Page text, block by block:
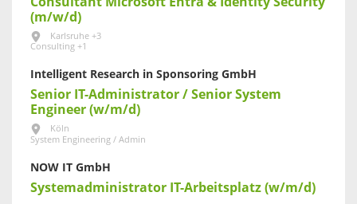
(m/w/d)
Karlsruhe +3
Consulting +1
Intelligent Research in Sponsoring GmbH
Senior IT-Administrator / Senior System
Engineer (w/m/d)
Köln
System Engineering / Admin
NOW IT GmbH
Systemadministrator IT-Arbeitsplatz (w/m/d)